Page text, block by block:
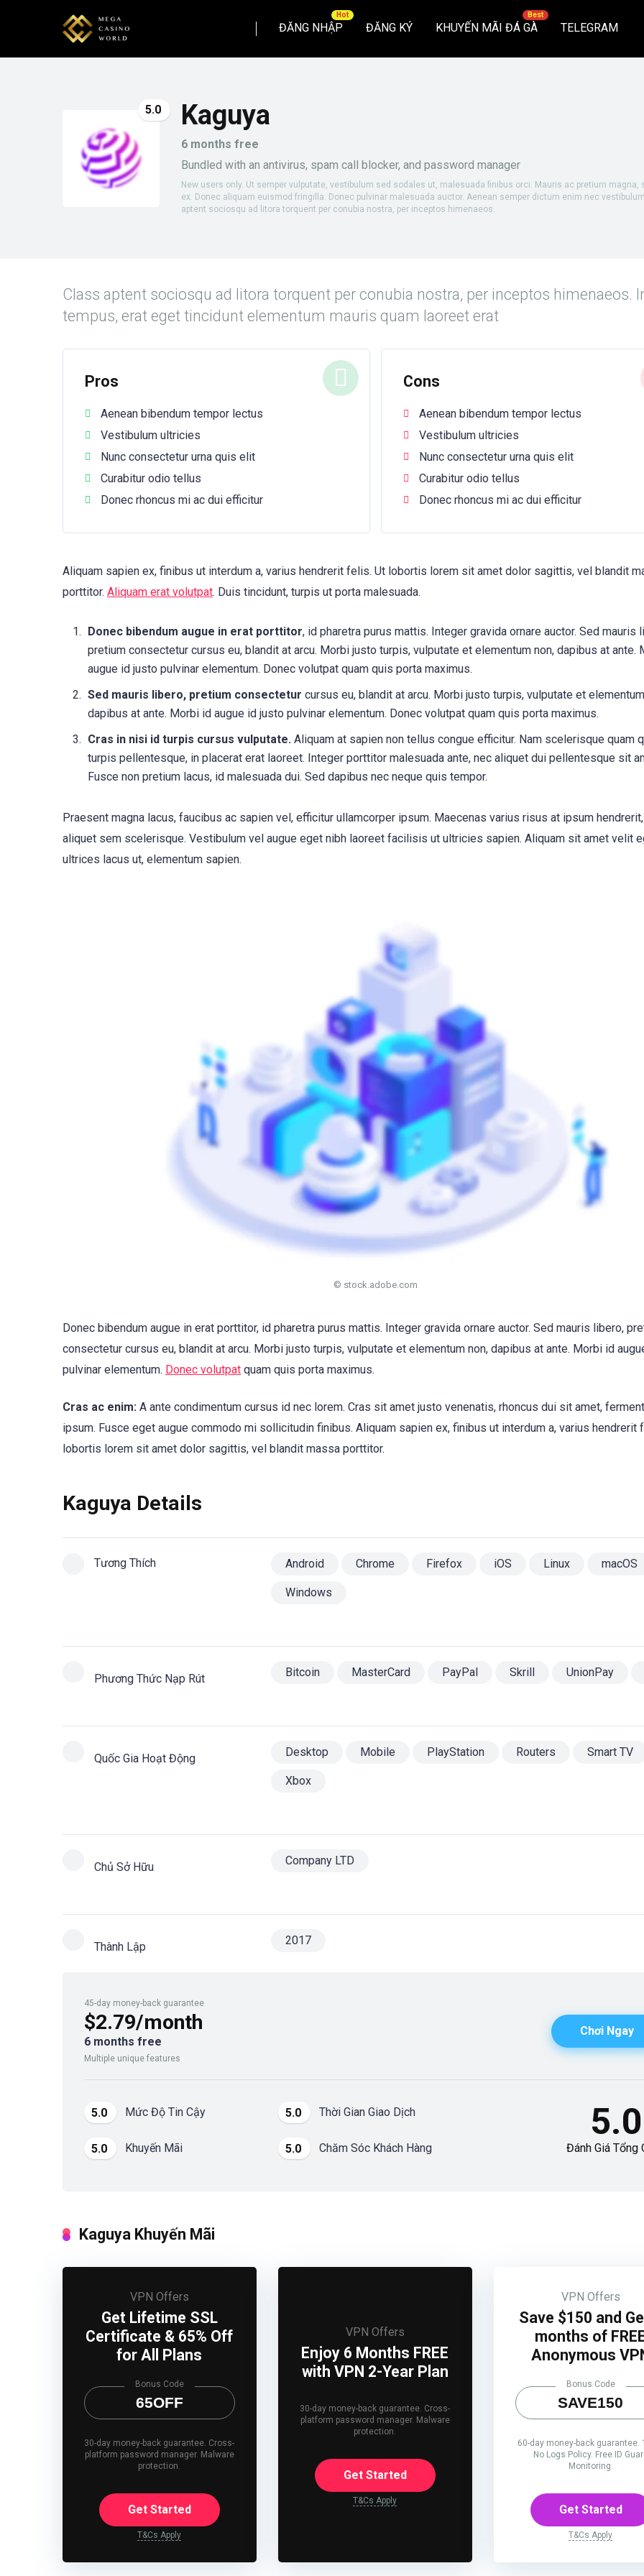
ĐĂNG NHẬP ĐĂNG KÝ KHUYẾN MÃI ĐÁ GÀ TELEGRAM
5.0 Kaguya
6 months free
Bundled with an antivirus, spam call blocker, and password manager
New users only. Ut semper vulputate, vestibulum sed sodales ut, malesuada finibus orci. Mauris ac pretium magna,
ex. Donec aliquam euismod fringilla. Donec pulvinar malesuada auctor. Aenean semper dictum enim nec
aptent sociosqu ad litora torquent per conubia nostra, per inceptos himenaeos.
Class aptent sociosqu ad litora torquent per conubia nostra, per inceptos himenaeos.
tempus, erat eget tincidunt elementum mauris quam laoreet erat
Pros
Aenean bibendum tempor lectus
Vestibulum ultricies
Nunc consectetur urna quis elit
Curabitur odio tellus
Donec rhoncus mi ac dui efficitur
Cons
Aenean bibendum tempor lectus
Vestibulum ultricies
Nunc consectetur urna quis elit
Curabitur odio tellus
Donec rhoncus mi ac dui efficitur
Aliquam sapien ex, finibus ut interdum a, varius hendrerit felis. Ut lobortis lorem sit amet dolor sagittis, vel blandit
porttitor. Aliquam erat volutpat. Duis tincidunt, turpis ut porta malesuada.
Donec bibendum augue in erat porttitor, id pharetra purus mattis. Integer gravida ornare auctor. Sed mauris
pretium consectetur cursus eu, blandit at arcu. Morbi justo turpis, vulputate et elementum non, dapibus at ante.
augue id justo pulvinar elementum. Donec volutpat quam quis porta maximus.
Sed mauris libero, pretium consectetur cursus eu, blandit at arcu. Morbi justo turpis, vulputate et
dapibus at ante. Morbi id augue id justo pulvinar elementum. Donec volutpat quam quis porta maximus.
Cras in nisi id turpis cursus vulputate. Aliquam at sapien non tellus congue efficitur. Nam scelerisque quam
turpis pellentesque, in placerat erat laoreet. Integer porttitor malesuada ante, nec aliquet dui pellentesque sit
Fusce non pretium lacus, id malesuada dui. Sed dapibus nec neque quis tempor.
Praesent magna lacus, faucibus ac sapien vel, efficitur ullamcorper ipsum. Maecenas varius risus at ipsum
aliquet sem scelerisque. Vestibulum vel augue eget nibh laoreet facilisis ut ultricies sapien. Aliquam sit amet velit
ultrices lacus ut, elementum sapien.
© stock.adobe.com
Donec bibendum augue in erat porttitor, id pharetra purus mattis. Integer gravida ornare auctor. Sed mauris libero,
consectetur cursus eu, blandit at arcu. Morbi justo turpis, vulputate et elementum non, dapibus at ante. Morbi id
pulvinar elementum. Donec volutpat quam quis porta maximus.
Cras ac enim: A ante condimentum cursus id nec lorem. Cras sit amet justo venenatis, rhoncus dui sit amet,
ipsum. Fusce eget augue commodo mi sollicitudin finibus. Aliquam sapien ex, finibus ut interdum a, varius hendrerit
lobortis lorem sit amet dolor sagittis, vel blandit massa porttitor.
Kaguya Details
Tương Thích Android Chrome Firefox iOS Linux macOS
Windows
Phương Thức Nạp Rút Bitcoin MasterCard PayPal Skrill UnionPay
Quốc Gia Hoạt Động Desktop Mobile PlayStation Routers Smart TV
Xbox
Chủ Sở Hữu Company LTD
Thành Lập 2017
45-day money-back guarantee
$2.79/month
6 months free
Multiple unique features
Chơi Ngay
5.0 Mức Độ Tin Cậy 5.0 Thời Gian Giao Dịch
5.0 Khuyến Mãi 5.0 Chăm Sóc Khách Hàng
5.0
Đánh Giá Tổng
Kaguya Khuyến Mãi
VPN Offers
Get Lifetime SSL
Certificate & 65% Off
for All Plans
65OFF
Bonus Code
30-day money-back guarantee. Cross-
platform password manager. Malware
protection.
Get Started
T&Cs Apply
VPN Offers
Enjoy 6 Months FREE
with VPN 2-Year Plan
30-day money-back guarantee. Cross-
platform password manager. Malware
protection.
Get Started
T&Cs Apply
VPN Offers
Save $150 and
months of
Anonymous
SAVE150
Bonus Code
60-day money-back guarantee.
No Logs Policy. Free ID
Monitoring.
Get Started
T&Cs Apply